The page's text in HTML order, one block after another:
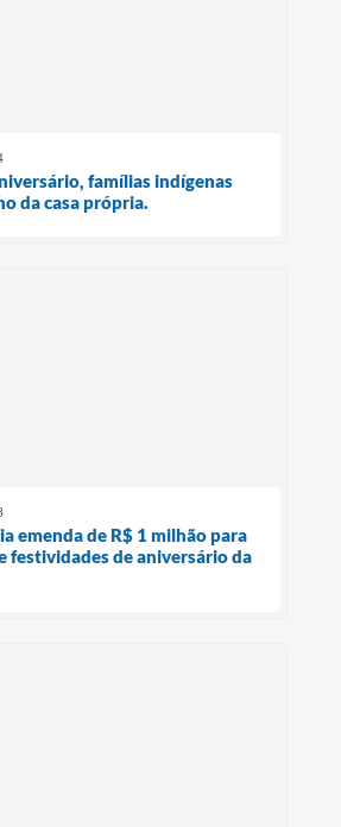
famílias indígenas
da casa própria.
emenda de R$ 1 milhão para
festividades de aniversário da